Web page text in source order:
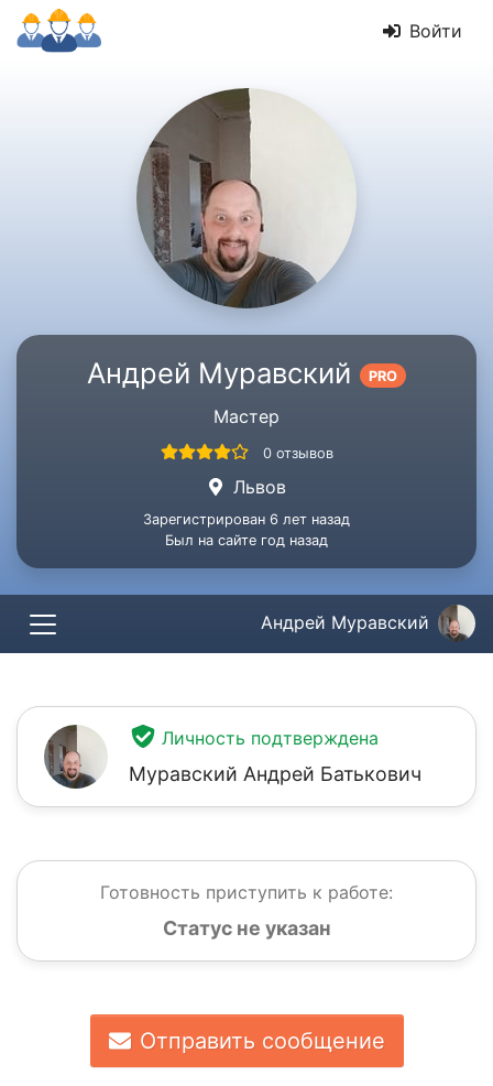
Войти
Андрей Муравский PRO
Мастер
0 отзывов
Львов
Зарегистрирован 6 лет назад
Был на сайте год назад
Андрей Муравский
Личность подтверждена
Муравский Андрей Батькович
Готовность приступить к работе:
Статус не указан
Отправить сообщение